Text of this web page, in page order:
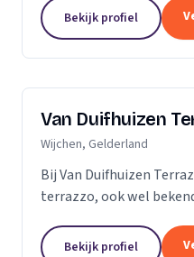
ook de reden dat ik
Bekijk profiel
Van Duifhuizen
Wijchen, Gelderland
Bij Van Duifhuizen
terrazzo, ook wel
is in principe te
Bekijk profiel